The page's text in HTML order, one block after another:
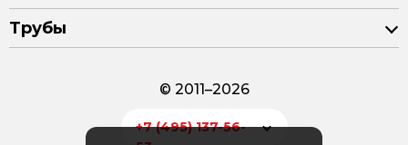
Трубы
© 2011–2026
+7 (495) 137-56-